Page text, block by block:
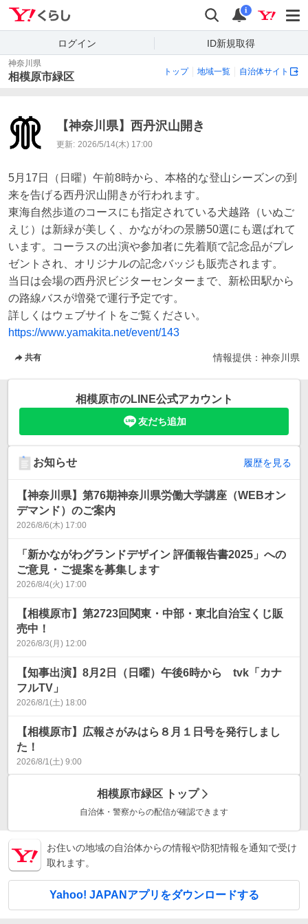
検索 通知
i
ログイン ID新規取得
神奈川県
相模原市緑区 トップ 地域一覧 自治体サイト
【神奈川県】西丹沢山開き
更新: 2026/5/14(木) 17:00
5月17日（日曜）午前8時から、本格的な登山シーズンの到
来を告げる西丹沢山開きが行われます。
東海自然歩道のコースにも指定されている犬越路（いぬご
えじ）は新緑が美しく、かながわの景勝50選にも選ばれて
います。コーラスの出演や参加者に先着順で記念品がプレ
ゼントされ、オリジナルの記念バッジも販売されます。
当日は会場の西丹沢ビジターセンターまで、新松田駅から
の路線バスが増発で運行予定です。
https://www.yamakita.net/event/143
共有 情報提供： 神奈川県
相模原市のLINE公式アカウント
友だち追加
お知らせ 履歴を見る
【神奈川県】第76期神奈川県労働大学講座（WEBオン
デマンド）のご案内
2026/8/6(木) 17:00
「新かながわグランドデザイン 評価報告書2025」への
ご意見・ご提案を募集します
2026/8/4(火) 17:00
【相模原市】第2723回関東・中部・東北自治宝くじ販
売中！
2026/8/3(月) 12:00
【知事出演】8月2日（日曜）午後6時から tvk「カナ
フルTV」
2026/8/1(土) 18:00
【相模原市】広報さがみはら８月１日号を発行しまし
た！
2026/8/1(土) 9:00
相模原市緑区 トップ
自治体・警察からの配信が確認できます
お住いの地域の自治体からの情報や防犯情報を通知で受け
取れます。
Yahoo! JAPANアプリをダウンロードする